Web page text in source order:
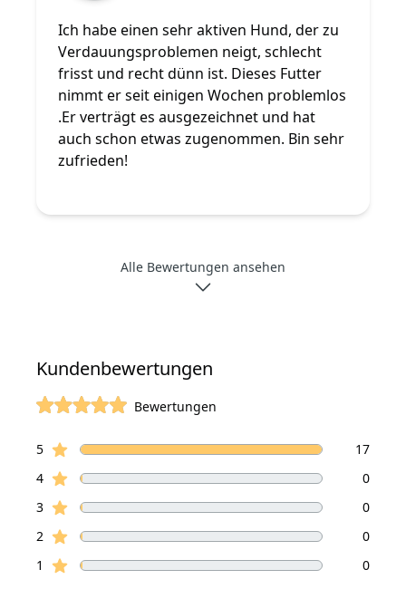
Ich habe einen sehr aktiven Hund, der zu
Verdauungsproblemen neigt, schlecht
frisst und recht dünn ist. Dieses Futter
nimmt er seit einigen Wochen problemlos
.Er verträgt es ausgezeichnet und hat
auch schon etwas zugenommen. Bin sehr
zufrieden!
Alle Bewertungen ansehen
Kundenbewertungen
Bewertungen
Bewertungen
5Sterne Bewertungen
17
4Sterne Bewertungen
0
3Sterne Bewertungen
0
2 Sterne Bewertungen
0
1
Sterne Bewertungen 0